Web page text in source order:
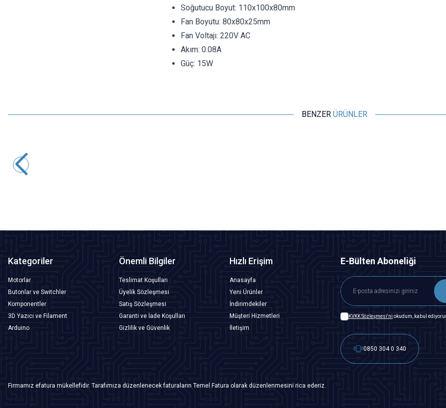
Soğutucu Boyut: 110x100x80mm
Fan Boyutu: 80x80x25mm
Fan Voltajı: 220V AC
Akım: 0.08A
Güç: 15W
BENZER ÜRÜNLER
Kategoriler
Motorlar
Butonlar ve Switchler
Komponentler
3D Yazıcı ve Filament
Arduino
Önemli Bilgiler
Teslimat Koşulları
Üyelik Sözleşmesi
Satış Sözleşmesi
Garanti ve İade Koşulları
Gizlilik ve Güvenlik
Hızlı Erişim
Anasayfa
Yeni Ürünler
İndirimdekiler
Müşteri Hizmetleri
İletişim
E-Bülten Aboneliği
KVKK Sözleşmesi'ni okudum, kabul
0850 304 0 340
Firmamız efatura mükellefidir. Tarafımıza düzenlenecek faturaların Temel Fatura olarak düzenlenmesini rica ederiz.